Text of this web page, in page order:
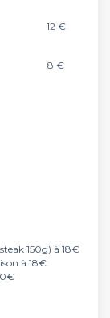
12 €
8 €
150g) à 18€
à 18€